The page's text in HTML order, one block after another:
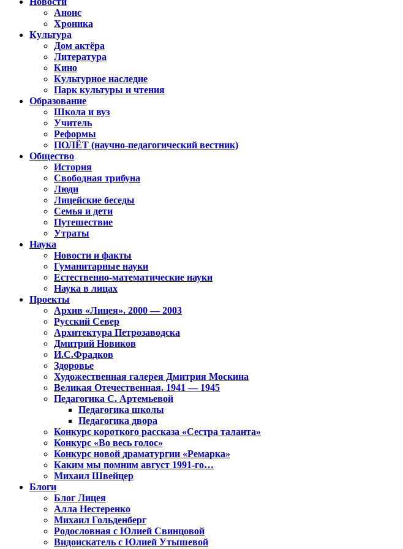
Анонс
Хроника
Культура
Дом актёра
Литература
Кино
Культурное наследие
Парк культуры и чтения
Образование
Школа и вуз
Учитель
Реформы
ПОЛЁТ (научно-педагогический вестник)
Общество
История
Свободная трибуна
Люди
Лицейские беседы
Семья и дети
Путешествие
Утраты
Наука
Новости и факты
Гуманитарные науки
Естественно-математические науки
Наука в лицах
Проекты
Архив «Лицея». 2000 — 2003
Русский Север
Архитектура Петрозаводска
Дмитрий Новиков
И.С.Фрадков
Здоровье
Художественная галерея Дмитрия Москина
Великая Отечественная. 1941 — 1945
Педагогика С. Артемьевой
Педагогика школы
Педагогика двора
Конкурс короткого рассказа «Сестра таланта»
Конкурс «Во весь голос»
Конкурс новой драматургии «Ремарка»
Каким мы помним август 1991-го…
Михаил Швейцер
Блоги
Блог Лицея
Алла Нестеренко
Михаил Гольденберг
Родословная с Юлией Свинцовой
Видоискатель с Юлией Утышевой